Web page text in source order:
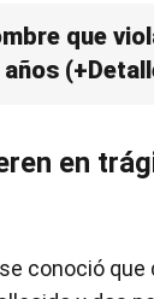
que
en
conoció que